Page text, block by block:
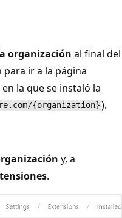
organización al final del
ir a la página
la que se instaló la
{organization} ).
y, a
.